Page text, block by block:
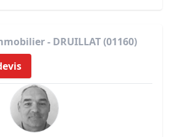
- DRUILLAT (01160)